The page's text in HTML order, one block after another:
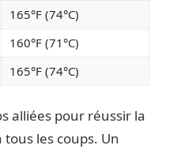
165°F (74°C)
160°F (71°C)
165°F (74°C)
alliées pour réussir la
les coups. Un